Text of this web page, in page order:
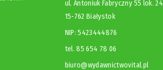
ul. Antoniuk Fabryczny 55 lok. 24
15-762 Białystok
NIP: 5423444876
tel. 85 654 78 06
biuro@wydawnictwovital.pl